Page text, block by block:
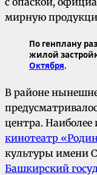
мирную
По генплану
жилой
Октября.
В районе
центра.
кинотеатр
культуры имени
Башкирский